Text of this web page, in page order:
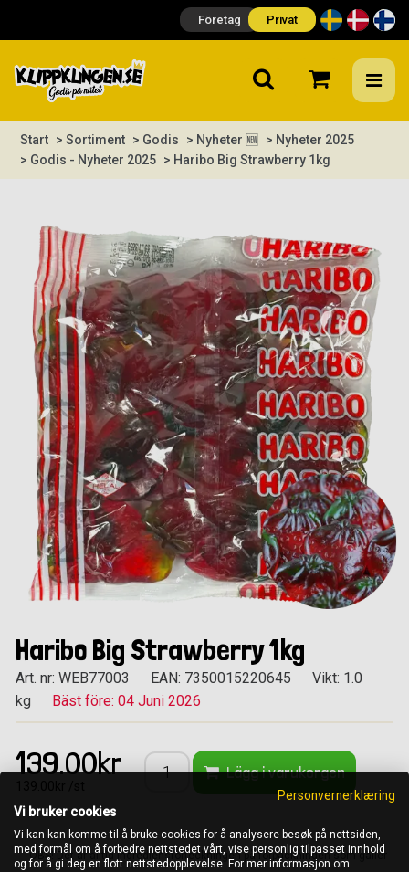
Företag Privat
Start > Sortiment > Godis > Nyheter 🆕
> Nyheter 2025
> Godis - Nyheter 2025 > Haribo Big Strawberry 1kg
Haribo Big Strawberry 1kg
Art. nr: WEB77003 EAN: 7350015220645
Vikt: 1.0
kg
Bäst före: 04 Juni 2026
139.00kr Lägg i varukorgen
OBS! Det är alltid ingrediensförteckningen på förpackningen som gäller
Personvernerklæring
Vi bruker cookies
Vi kan kan komme til å bruke cookies for å analysere besøk på nettsiden,
med formål om å forbedre nettstedet vårt, vise personlig tilpasset innhold
og for å gi deg en flott nettstedopplevelse. For mer informasjon om